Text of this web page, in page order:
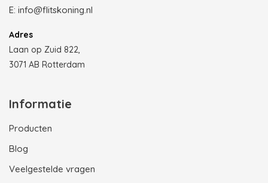
E: info@flitskoning.nl
Adres
Laan op Zuid 822,
3071 AB Rotterdam
Informatie
Producten
Blog
Veelgestelde vragen